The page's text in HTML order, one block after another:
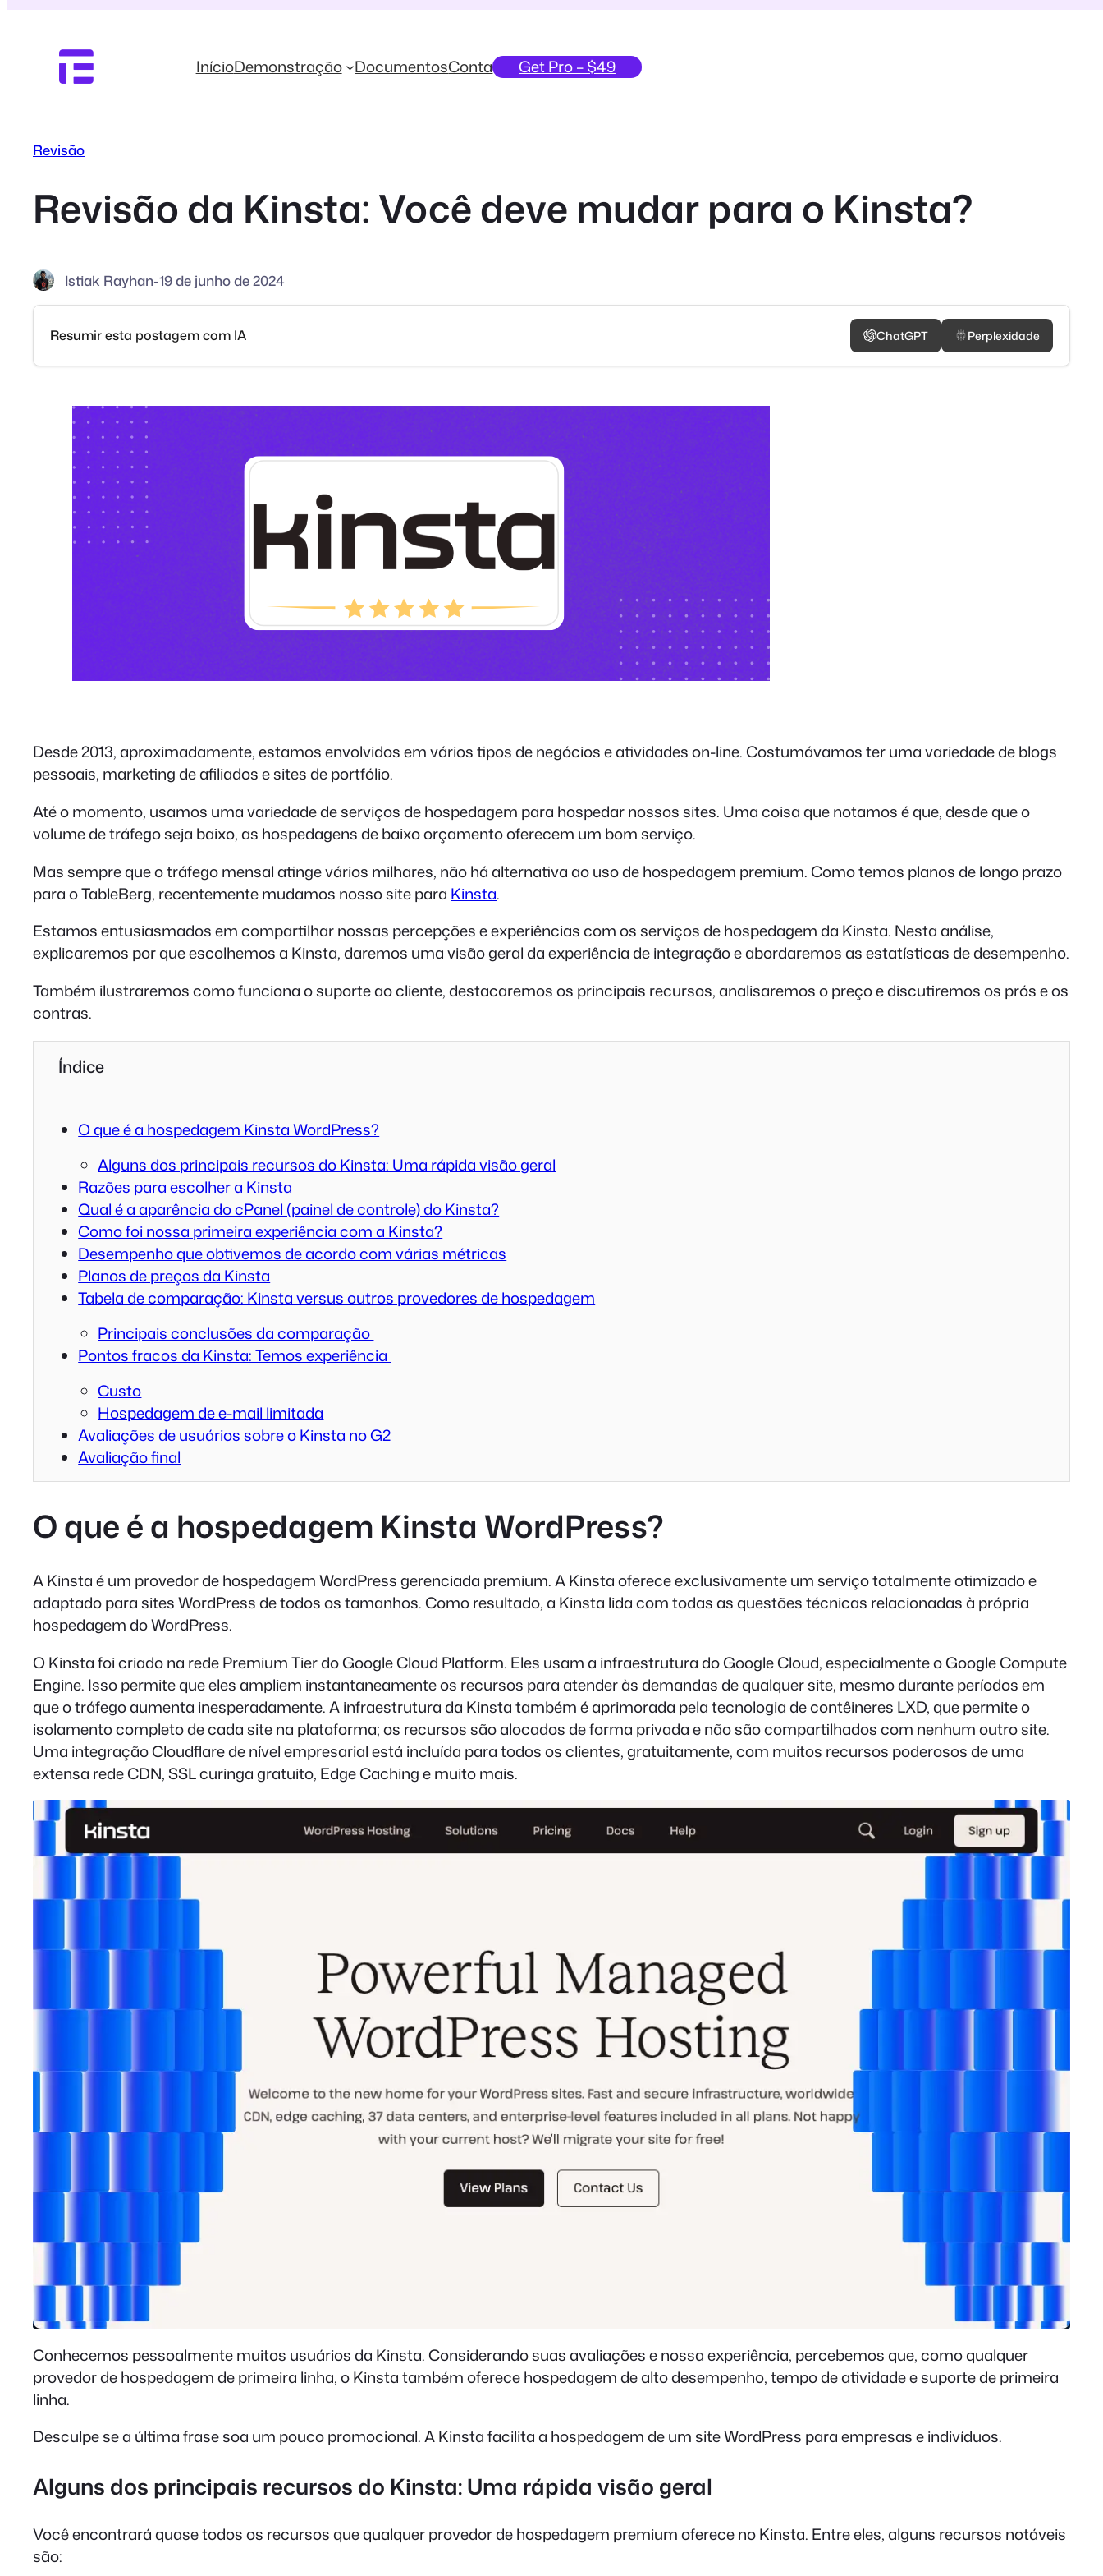
conteúdo
InícioDemonstração DocumentosConta Get Pro – $49
Revisão
Revisão da Kinsta: Você deve mudar para o Kinsta?
Istiak Rayhan-19 de junho de 2024
Resumir esta postagem com IA ChatGPT Perplexidade
Desde 2013, aproximadamente, estamos envolvidos em vários tipos de negócios e atividades on-line. Costumávamos ter uma variedade de blogs
pessoais, marketing de afiliados e sites de portfólio.
Até o momento, usamos uma variedade de serviços de hospedagem para hospedar nossos sites. Uma coisa que notamos é que, desde que o
volume de tráfego seja baixo, as hospedagens de baixo orçamento oferecem um bom serviço.
Mas sempre que o tráfego mensal atinge vários milhares, não há alternativa ao uso de hospedagem premium. Como temos planos de longo prazo
para o TableBerg, recentemente mudamos nosso site para Kinsta.
Estamos entusiasmados em compartilhar nossas percepções e experiências com os serviços de hospedagem da Kinsta. Nesta análise,
explicaremos por que escolhemos a Kinsta, daremos uma visão geral da experiência de integração e abordaremos as estatísticas de desempenho.
Também ilustraremos como funciona o suporte ao cliente, destacaremos os principais recursos, analisaremos o preço e discutiremos os prós e os
contras.
Índice
O que é a hospedagem Kinsta WordPress?
Alguns dos principais recursos do Kinsta: Uma rápida visão geral
Razões para escolher a Kinsta
Qual é a aparência do cPanel (painel de controle) do Kinsta?
Como foi nossa primeira experiência com a Kinsta?
Desempenho que obtivemos de acordo com várias métricas
Planos de preços da Kinsta
Tabela de comparação: Kinsta versus outros provedores de hospedagem
Principais conclusões da comparação
Pontos fracos da Kinsta: Temos experiência
Custo
Hospedagem de e-mail limitada
Avaliações de usuários sobre o Kinsta no G2
Avaliação final
O que é a hospedagem Kinsta WordPress?
A Kinsta é um provedor de hospedagem WordPress gerenciada premium. A Kinsta oferece exclusivamente um serviço totalmente otimizado e
adaptado para sites WordPress de todos os tamanhos. Como resultado, a Kinsta lida com todas as questões técnicas relacionadas à própria
hospedagem do WordPress.
O Kinsta foi criado na rede Premium Tier do Google Cloud Platform. Eles usam a infraestrutura do Google Cloud, especialmente o Google Compute
Engine. Isso permite que eles ampliem instantaneamente os recursos para atender às demandas de qualquer site, mesmo durante períodos em
que o tráfego aumenta inesperadamente. A infraestrutura da Kinsta também é aprimorada pela tecnologia de contêineres LXD, que permite o
isolamento completo de cada site na plataforma; os recursos são alocados de forma privada e não são compartilhados com nenhum outro site.
Uma integração Cloudflare de nível empresarial está incluída para todos os clientes, gratuitamente, com muitos recursos poderosos de uma
extensa rede CDN, SSL curinga gratuito, Edge Caching e muito mais.
Conhecemos pessoalmente muitos usuários da Kinsta. Considerando suas avaliações e nossa experiência, percebemos que, como qualquer
provedor de hospedagem de primeira linha, o Kinsta também oferece hospedagem de alto desempenho, tempo de atividade e suporte de primeira
linha.
Desculpe se a última frase soa um pouco promocional. A Kinsta facilita a hospedagem de um site WordPress para empresas e indivíduos.
Alguns dos principais recursos do Kinsta: Uma rápida visão geral
Você encontrará quase todos os recursos que qualquer provedor de hospedagem premium oferece no Kinsta. Entre eles, alguns recursos notáveis
são: